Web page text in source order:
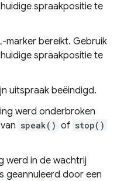
spraakpositie te
marker bereikt. Gebruik
spraakpositie te
uitspraak beëindigd.
werd onderbroken
speak() of stop()
werd in de wachtrij
geannuleerd door een